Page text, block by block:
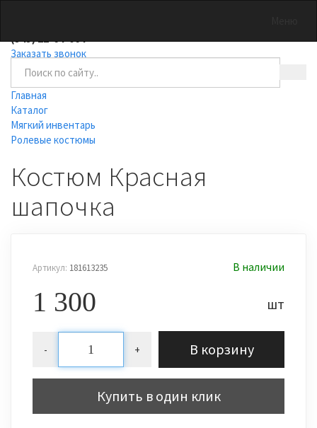
(343) 22-64-064
Заказать звонок
Главная
Каталог
Мягкий инвентарь
Ролевые костюмы
Костюм Красная
шапочка
Артикул: 181613235 В наличии
1 300 шт
- + В корзину
Купить в один клик